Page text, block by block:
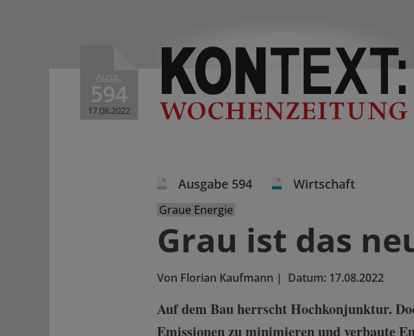
Ausg.
594
17.08.2022
Ausgabe 594 Wirtschaft
Graue Energie
Grau ist das
Von Florian Kaufmann | Datum: 17.08.2022
Auf dem Bau herrscht Hochkonjunktur.
Emissionen zu minimieren und verbaute